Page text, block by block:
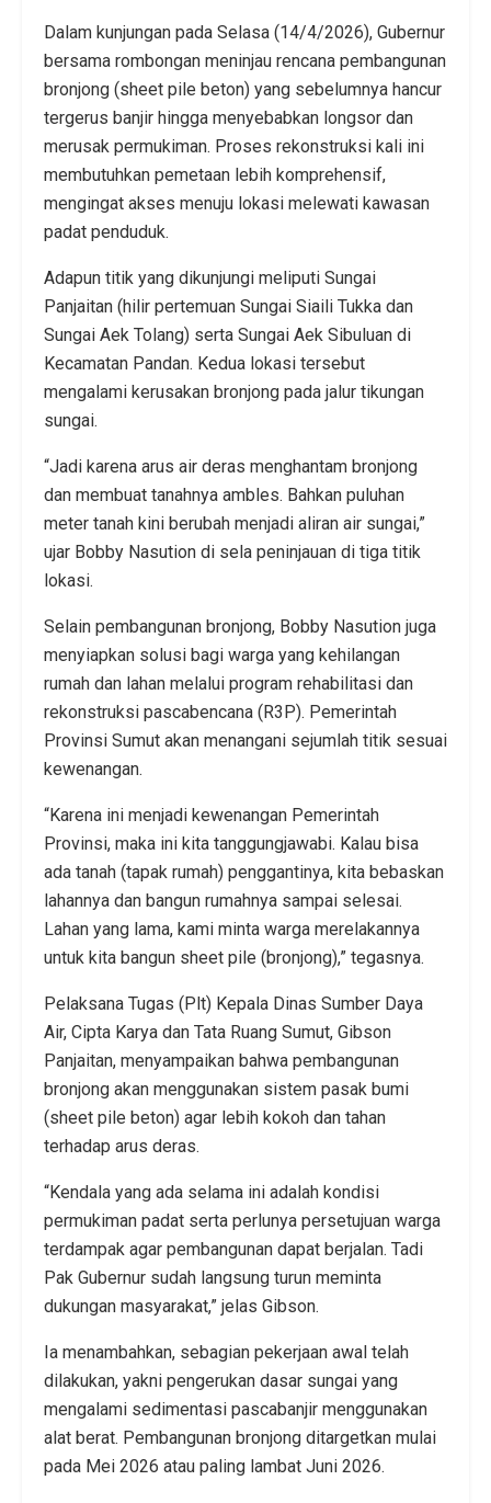
Dalam kunjungan pada Selasa (14/4/2026), Gubernur
bersama rombongan meninjau rencana pembangunan
bronjong (sheet pile beton) yang sebelumnya hancur
tergerus banjir hingga menyebabkan longsor dan
merusak permukiman. Proses rekonstruksi kali ini
membutuhkan pemetaan lebih komprehensif,
mengingat akses menuju lokasi melewati kawasan
padat penduduk.
Adapun titik yang dikunjungi meliputi Sungai
Panjaitan (hilir pertemuan Sungai Siaili Tukka dan
Sungai Aek Tolang) serta Sungai Aek Sibuluan di
Kecamatan Pandan. Kedua lokasi tersebut
mengalami kerusakan bronjong pada jalur tikungan
sungai.
“Jadi karena arus air deras menghantam bronjong
dan membuat tanahnya ambles. Bahkan puluhan
meter tanah kini berubah menjadi aliran air sungai,”
ujar Bobby Nasution di sela peninjauan di tiga titik
lokasi.
Selain pembangunan bronjong, Bobby Nasution juga
menyiapkan solusi bagi warga yang kehilangan
rumah dan lahan melalui program rehabilitasi dan
rekonstruksi pascabencana (R3P). Pemerintah
Provinsi Sumut akan menangani sejumlah titik sesuai
kewenangan.
“Karena ini menjadi kewenangan Pemerintah
Provinsi, maka ini kita tanggungjawabi. Kalau bisa
ada tanah (tapak rumah) penggantinya, kita bebaskan
lahannya dan bangun rumahnya sampai selesai.
Lahan yang lama, kami minta warga merelakannya
untuk kita bangun sheet pile (bronjong),” tegasnya.
Pelaksana Tugas (Plt) Kepala Dinas Sumber Daya
Air, Cipta Karya dan Tata Ruang Sumut, Gibson
Panjaitan, menyampaikan bahwa pembangunan
bronjong akan menggunakan sistem pasak bumi
(sheet pile beton) agar lebih kokoh dan tahan
terhadap arus deras.
“Kendala yang ada selama ini adalah kondisi
permukiman padat serta perlunya persetujuan warga
terdampak agar pembangunan dapat berjalan. Tadi
Pak Gubernur sudah langsung turun meminta
dukungan masyarakat,” jelas Gibson.
Ia menambahkan, sebagian pekerjaan awal telah
dilakukan, yakni pengerukan dasar sungai yang
mengalami sedimentasi pascabanjir menggunakan
alat berat. Pembangunan bronjong ditargetkan mulai
pada Mei 2026 atau paling lambat Juni 2026.